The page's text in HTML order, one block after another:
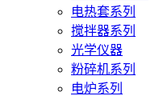
电热套系列
搅拌器系列
光学仪器
粉碎机系列
电炉系列